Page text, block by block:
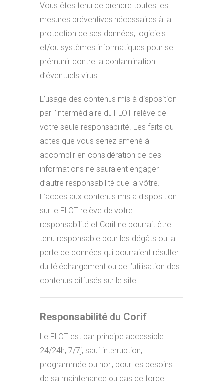
Vous êtes tenu de prendre toutes les
mesures préventives nécessaires à la
protection de ses données, logiciels
et/ou systèmes informatiques pour se
prémunir contre la contamination
d’éventuels virus.
L’usage des contenus mis à disposition
par l’intermédiaire du FLOT relève de
votre seule responsabilité. Les faits ou
actes que vous seriez amené à
accomplir en considération de ces
informations ne sauraient engager
d’autre responsabilité que la vôtre.
L’accès aux contenus mis à disposition
sur le FLOT relève de votre
responsabilité et Corif ne pourrait être
tenu responsable pour les dégâts ou la
perte de données qui pourraient résulter
du téléchargement ou de l’utilisation des
contenus diffusés sur le site.
Responsabilité du Corif
Le FLOT est par principe accessible
24/24h, 7/7j, sauf interruption,
programmée ou non, pour les besoins
de sa maintenance ou cas de force